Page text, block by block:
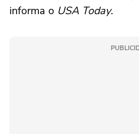
informa o USA Today.